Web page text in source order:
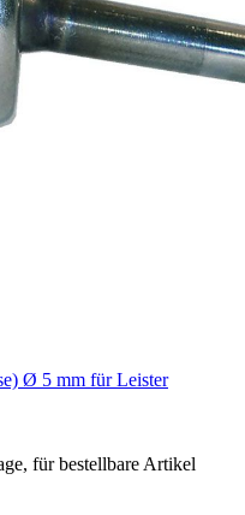
Ø 5 mm für Leister
für bestellbare Artikel